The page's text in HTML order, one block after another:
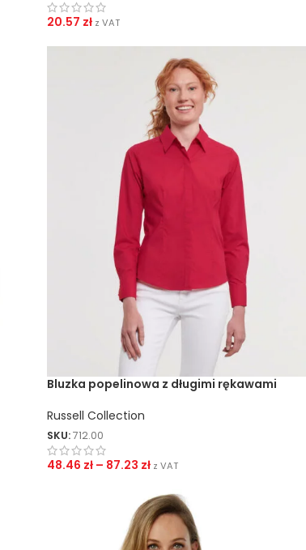
Haft
20.57 zł z VAT
Bluzka popelinowa z długimi rękawami
Russell Collection
SKU:712.00
48.46 zł – 87.23 zł z VAT